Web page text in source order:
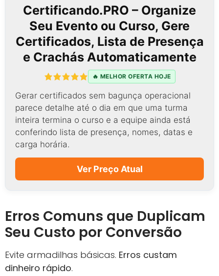
Certificando.PRO – Organize
Seu Evento ou Curso, Gere
Certificados, Lista de Presença
e Crachás Automaticamente
🔥 MELHOR OFERTA HOJE
Gerar certificados sem bagunça operacional
parece detalhe até o dia em que uma turma
inteira termina o curso e a equipe ainda está
conferindo lista de presença, nomes, datas e
carga horária.
Ver Preço Atual
Erros Comuns que Duplicam
Seu Custo por Conversão
Evite armadilhas básicas. Erros custam
dinheiro rápido.